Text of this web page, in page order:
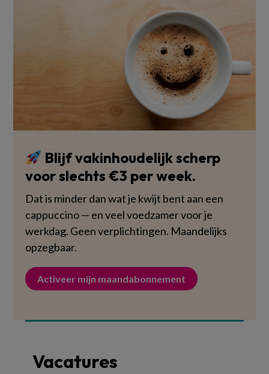
Blijf vakinhoudelijk scherp
voor slechts €3 per week.
Dat is minder dan wat je kwijt bent aan een
cappuccino — en veel voedzamer voor je
werkdag. Geen verplichtingen. Maandelijks
opzegbaar.
Activeer mijn maandabonnement
Vacatures